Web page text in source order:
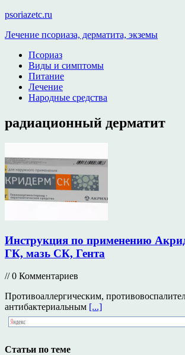
psoriazetc.ru
Лечение псориаза, дерматита, экземы
Псориаз
Виды и симптомы
Питание
Лечение
Народные средства
радиационный дерматит
Инструкция по применению
ГК, мазь СК, Гента
// 0 Комментариев
Противоаллергическим,
антибактериальным [...]
Статьи по теме